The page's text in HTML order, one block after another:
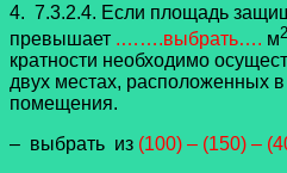
4. 7.3.2.4. Если площадь
превышает .…….выбрать…. м2
кратности необходимо
двух местах, расположенных
помещения.
– выбрать из (100) – (150) –